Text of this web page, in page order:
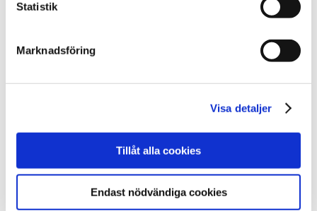
Statistik
Marknadsföring
Visa detaljer
Tillåt alla cookies
Endast nödvändiga cookies
hänvisar vi till Brottsförebyggande rådet (BRÅ), som
kriminalstatistik.
Ta del av statistik från BRÅ om återfall i brott
Intervjuer och besök
Det är många som är intresserade av att intervjua
ungdomar och klienter som är placerade på SiS-